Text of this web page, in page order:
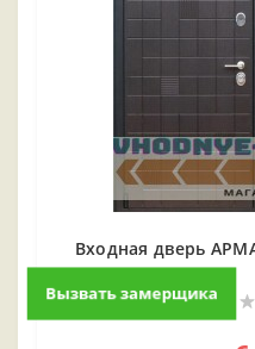
Входная дверь
Вызвать замерщика